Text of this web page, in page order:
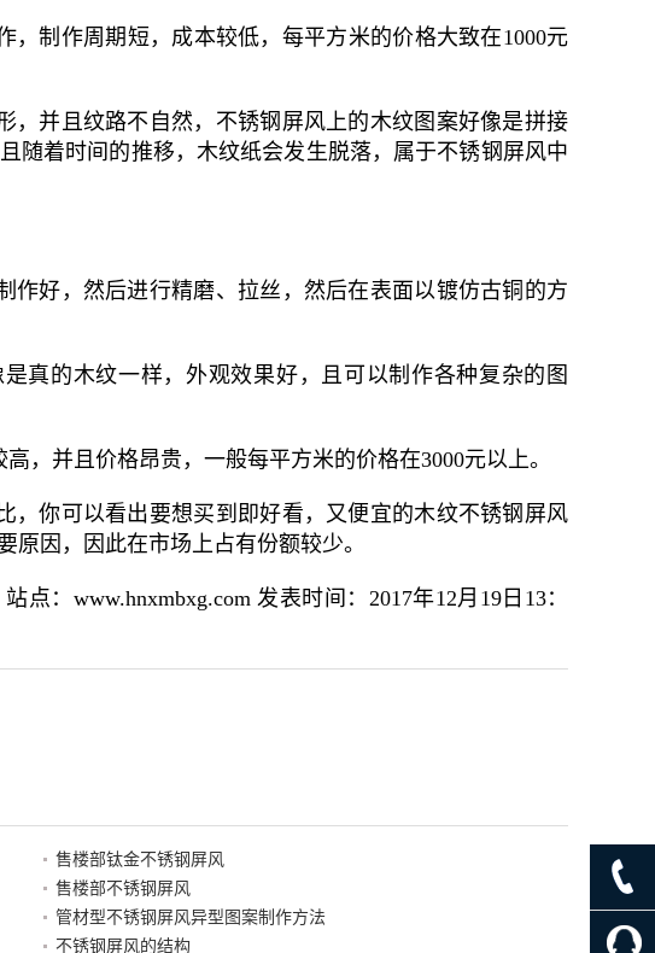
制作周期短，成本较低，每平方米的价格大致在1000元
，并且纹路不自然，不锈钢屏风上的木纹图案好像是拼接
随着时间的推移，木纹纸会发生脱落，属于不锈钢屏风中
作好，然后进行精磨、拉丝，然后在表面以镀仿古铜的方
真的木纹一样，外观效果好，且可以制作各种复杂的图
，并且价格昂贵，一般每平方米的价格在3000元以上。
，你可以看出要想买到即好看，又便宜的木纹不锈钢屏风
因，因此在市场上占有份额较少。
：www.hnxmbxg.com 发表时间：2017年12月19日13：
售楼部钛金不锈钢屏风
售楼部不锈钢屏风
管材型不锈钢屏风异型图案制作方法
不锈钢屏风的结构